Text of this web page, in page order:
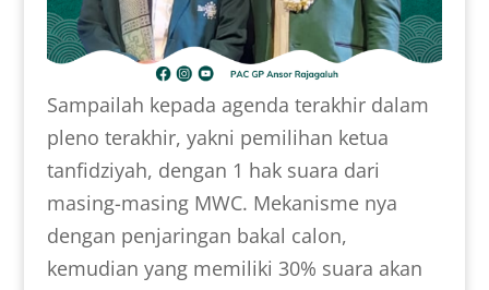
Sampailah kepada agenda terakhir dalam
pleno terakhir, yakni pemilihan ketua
tanfidziyah, dengan 1 hak suara dari
masing-masing MWC. Mekanisme nya
dengan penjaringan bakal calon,
kemudian yang memiliki 30% suara akan